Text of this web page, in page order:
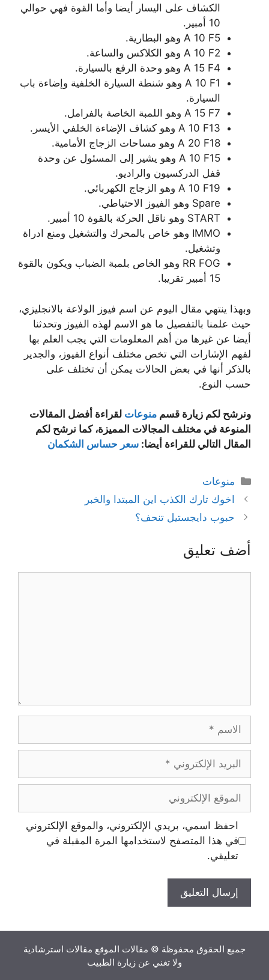
الكشاف على اليسار أيضا وأما القوة فهي حوالي
10 أمبير.
A 10 F5 وهو البطارية.
A 10 F2 وهو الكلاكس والساعة.
A 15 F4 وهو وحدة الرفع بالسيارة.
A 10 F1 وهو شنطة السيارة الخلفية وإضاءة باب
السيارة.
A 15 F7 وهو اللمبة الخاصة بالفرامل.
A 10 F13 وهو كشاف الإضاءة الخلفي الأيسر.
A 20 F18 وهو مساحات الزجاج الأمامية.
A 10 F15 وهو يشير إلى المسئول عن وحدة
قفل الدركسيون والراديو.
A 10 F19 وهو الزجاج الكهربائي.
Spare وهو الفيوز الاحتياطي.
START وهو ناقل الحركة بالقوة 10 أمبير.
IMMO وهو خاص بالمحرك والتشغيل ومنع ادراة
وتشغيل.
RR FOG وهو الخاص بلمبة الضباب ويكون بالقوة
15 أمبير تقريبا.
وبهذا ينتهي مقال اليوم عن اسم فيوز الولاعة بالانجليزي،
حيث علمنا بالتفصيل ما هو الاسم لهذه الفيوز وتحدثنا
أيضا عن غيرها من أهم المعلومات التي يجب العلم بها
لفهم الإشارات التي تخص مختلف أنواع الفيوز، والجدير
بالذكر أنها في بعض الحالات يمكن أن تختلف على
حسب النوع.
ونرشح لكم زيارة قسم منوعات لقراءة أفضل المقالات
المنوعة في مختلف المجالات المميزة، كما نرشح لكم
المقال التالي للقراءة أيضا: سعر حساس الشكمان
التصنيفات
منوعات
اخوك تارك الكذب اين المبتدا والخبر
حبوب دايجستيل تنحف؟
أضف تعليق
الإلكتروني
الإلكتروني
احفظ اسمي، بريدي الإلكتروني، والموقع الإلكتروني
في هذا المتصفح لاستخدامها المرة المقبلة في
تعليقي.
جميع الحقوق محفوظة © مقالات الموقع مقالات استرشادية
ولا تغني عن زيارة الطبيب